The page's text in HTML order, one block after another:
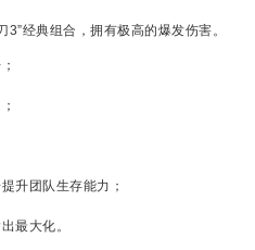
3”经典组合，拥有极高的爆发伤害。
升团队生存能力；
最大化。